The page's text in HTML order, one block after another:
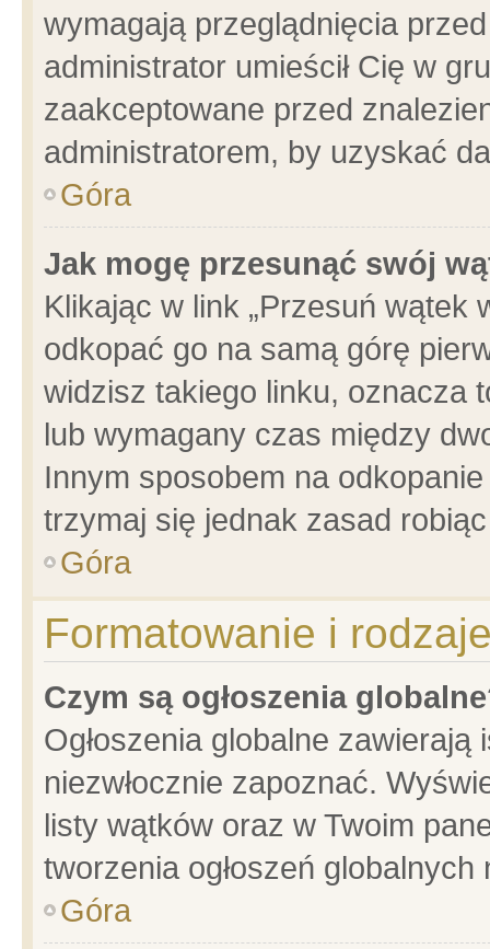
wymagają przeglądnięcia
administrator umieścił Cię w
zaakceptowane przed
administratorem, by uzyskać
Góra
Jak mogę przesunąć swój
Klikając w link „Przesuń wątek
odkopać go na samą górę
widzisz takiego linku, oznacza
lub wymagany czas między
Innym sposobem na
trzymaj się jednak zasad
Góra
Formatowanie i
Czym są ogłoszenia
Ogłoszenia globalne
niezwłocznie zapoznać.
listy wątków oraz w Twoim
tworzenia ogłoszeń
Góra